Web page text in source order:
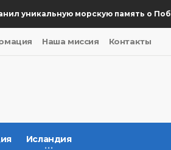
уникальную морскую память о Победе
Наша миссия Контакты
Исландия